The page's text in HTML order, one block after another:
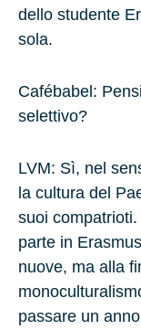
dello studente
sola.
Cafébabel:
selettivo?
LVM: Sì, nel
la cultura del
suoi
parte in
nuove, ma alla
passare un